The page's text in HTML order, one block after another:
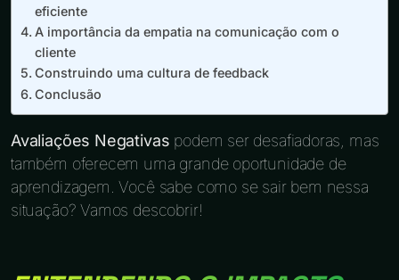
eficiente
A importância da empatia na comunicação com o
cliente
Construindo uma cultura de feedback
Conclusão
Avaliações Negativas podem ser desafiadoras, mas
também oferecem uma grande oportunidade de
aprendizagem. Você sabe como se sair bem nessa
situação? Vamos descobrir!